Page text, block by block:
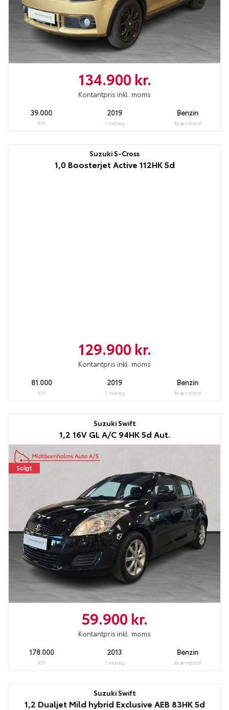
134.900 kr.
Kontantpris inkl. moms
39.000
KM
2019
1.indreg
Benzin
Brændstof
Suzuki S-Cross
1,0 Boosterjet Active 112HK 5d
129.900 kr.
Kontantpris inkl. moms
81.000
KM
2019
1.indreg
Benzin
Brændstof
Suzuki Swift
1,2 16V GL A/C 94HK 5d Aut.
Solgt
59.900 kr.
Kontantpris inkl. moms
178.000
KM
2013
1.indreg
Benzin
Brændstof
Suzuki Swift
1,2 Dualjet Mild hybrid Exclusive AEB 83HK 5d